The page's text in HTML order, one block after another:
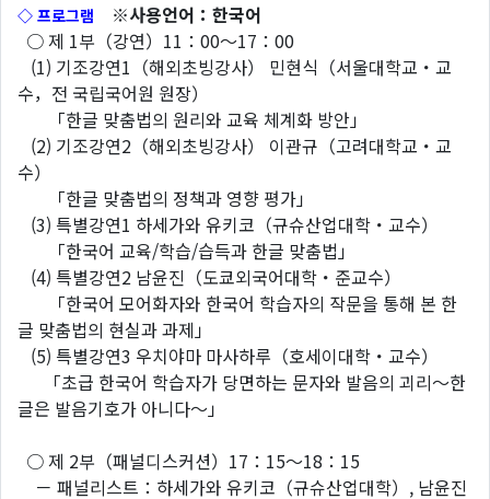
◇ 프로그램
※사용언어：한국어
○ 제 1부（강연）11：00～17：00
(1) 기조강연1（해외초빙강사） 민현식（서울대학교・교
수，전 국립국어원 원장）
「한글 맞춤법의 원리와 교육 체계화 방안」
(2) 기조강연2（해외초빙강사） 이관규（고려대학교・교
수）
「한글 맞춤법의 정책과 영향 평가」
(3) 특별강연1 하세가와 유키코（규슈산업대학・교수）
「한국어 교육/학습/습득과 한글 맞춤법」
(4) 특별강연2 남윤진（도쿄외국어대학・준교수）
「한국어 모어화자와 한국어 학습자의 작문을 통해 본 한
글 맞춤법의 현실과 과제」
(5) 특별강연3 우치야마 마사하루（호세이대학・교수）
「초급 한국어 학습자가 당면하는 문자와 발음의 괴리〜한
글은 발음기호가 아니다〜」
○ 제 2부（패널디스커션）17：15～18：15
－ 패널리스트：하세가와 유키코（규슈산업대학）, 남윤진